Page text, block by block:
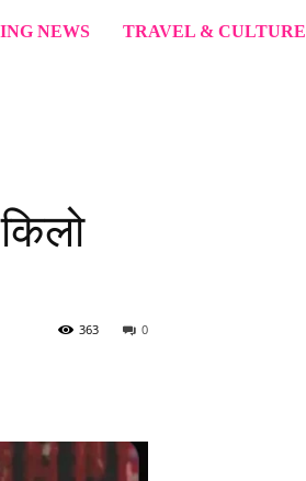
NEWS TRAVEL & CULTURE
0
363